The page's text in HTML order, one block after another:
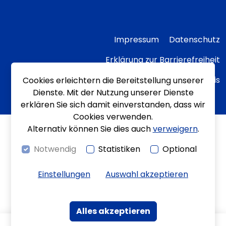
Impressum
Datenschutz
Erklärung zur Barrierefreiheit
Transparenzhinweis
Cookies erleichtern die Bereitstellung unserer
Dienste. Mit der Nutzung unserer Dienste
erklären Sie sich damit einverstanden, dass wir
Cookies verwenden.
Alternativ können Sie dies auchverweigern.
Notwendig
Statistiken Optional
Einstellungen Auswahl akzeptieren
Alles akzeptieren